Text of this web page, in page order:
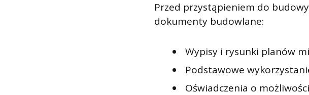
Przed przystąpieniem do
dokumenty budowlane:
Wypisy i rysunki planów
Podstawowe
Oświadczenia o